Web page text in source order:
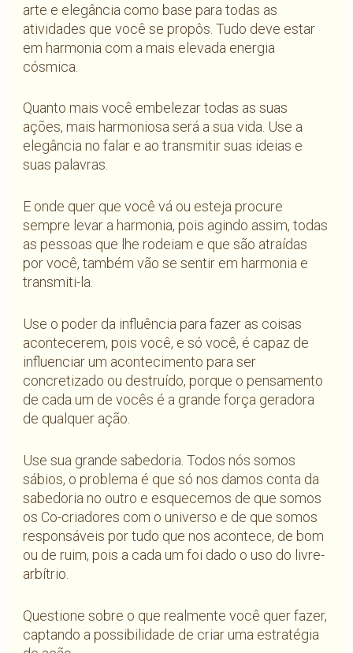
arte e elegância como base para todas as
atividades que você se propôs. Tudo deve estar
em harmonia com a mais elevada energia
cósmica.
Quanto mais você embelezar todas as suas
ações, mais harmoniosa será a sua vida. Use a
elegância no falar e ao transmitir suas ideias e
suas palavras.
E onde quer que você vá ou esteja procure
sempre levar a harmonia, pois agindo assim, todas
as pessoas que lhe rodeiam e que são atraídas
por você, também vão se sentir em harmonia e
transmiti-la.
Use o poder da influência para fazer as coisas
acontecerem, pois você, e só você, é capaz de
influenciar um acontecimento para ser
concretizado ou destruído, porque o pensamento
de cada um de vocês é a grande força geradora
de qualquer ação.
Use sua grande sabedoria. Todos nós somos
sábios, o problema é que só nos damos conta da
sabedoria no outro e esquecemos de que somos
os Co-criadores com o universo e de que somos
responsáveis por tudo que nos acontece, de bom
ou de ruim, pois a cada um foi dado o uso do livre-
arbítrio.
Questione sobre o que realmente você quer fazer,
captando a possibilidade de criar uma estratégia